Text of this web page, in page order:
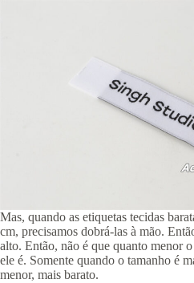
Mas, quando as etiquetas tecidas
cm, precisamos dobrá-las à mão.
alto. Então, não é que quanto menor
ele é. Somente quando o tamanho é
menor, mais barato.